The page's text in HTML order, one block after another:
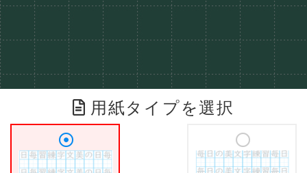
用紙タイプを選択